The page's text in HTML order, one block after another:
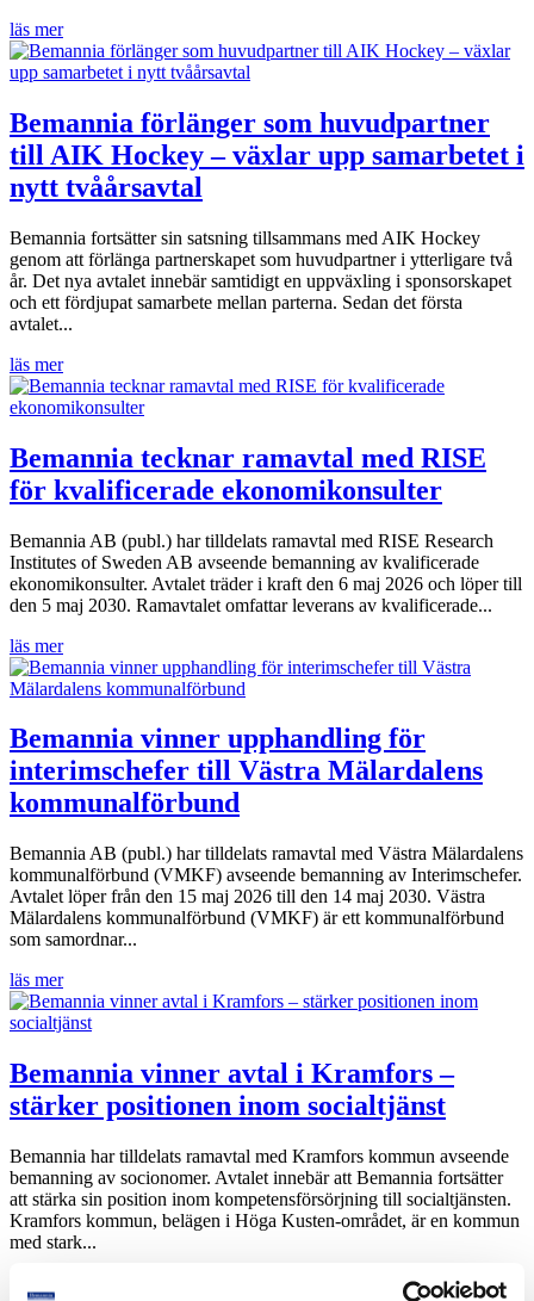
läs mer
Bemannia förlänger som huvudpartner
till AIK Hockey – växlar upp samarbetet i
nytt tvåårsavtal
Bemannia fortsätter sin satsning tillsammans med AIK Hockey
genom att förlänga partnerskapet som huvudpartner i ytterligare två
år. Det nya avtalet innebär samtidigt en uppväxling i sponsorskapet
och ett fördjupat samarbete mellan parterna. Sedan det första
avtalet...
läs mer
Bemannia tecknar ramavtal med RISE
för kvalificerade ekonomikonsulter
Bemannia AB (publ.) har tilldelats ramavtal med RISE Research
Institutes of Sweden AB avseende bemanning av kvalificerade
ekonomikonsulter. Avtalet träder i kraft den 6 maj 2026 och löper till
den 5 maj 2030. Ramavtalet omfattar leverans av kvalificerade...
läs mer
Bemannia vinner upphandling för
interimschefer till Västra Mälardalens
kommunalförbund
Bemannia AB (publ.) har tilldelats ramavtal med Västra Mälardalens
kommunalförbund (VMKF) avseende bemanning av Interimschefer.
Avtalet löper från den 15 maj 2026 till den 14 maj 2030. Västra
Mälardalens kommunalförbund (VMKF) är ett kommunalförbund
som samordnar...
läs mer
Bemannia vinner avtal i Kramfors –
stärker positionen inom socialtjänst
Bemannia har tilldelats ramavtal med Kramfors kommun avseende
bemanning av socionomer. Avtalet innebär att Bemannia fortsätter
att stärka sin position inom kompetensförsörjning till socialtjänsten.
Kramfors kommun, belägen i Höga Kusten-området, är en kommun
med stark...